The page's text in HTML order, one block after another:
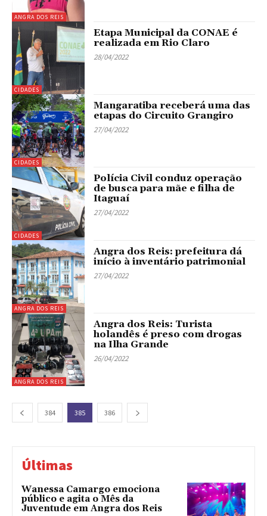
ANGRA DOS REIS
CIDADES
Etapa Municipal da CONAE é
realizada em Rio Claro
28/04/2022
CIDADES
Mangaratiba receberá uma das
etapas do Circuito Grangiro
27/04/2022
CIDADES
Polícia Civil conduz operação
de busca para mãe e filha de
Itaguaí
27/04/2022
ANGRA DOS REIS
Angra dos Reis: prefeitura dá
início à inventário patrimonial
27/04/2022
ANGRA DOS REIS
Angra dos Reis: Turista
holandês é preso com drogas
na Ilha Grande
26/04/2022
384 385 386
Últimas
Wanessa Camargo emociona
público e agita o Mês da
Juventude em Angra dos Reis